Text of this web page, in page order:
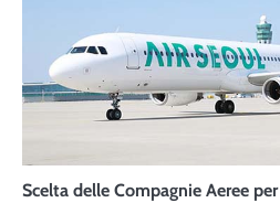
Scelta delle Compagnie Aeree